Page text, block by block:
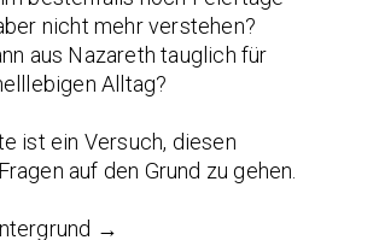
nicht mehr verstehen?
aus Nazareth tauglich für
Alltag?
ist ein Versuch, diesen
auf den Grund zu gehen.
→